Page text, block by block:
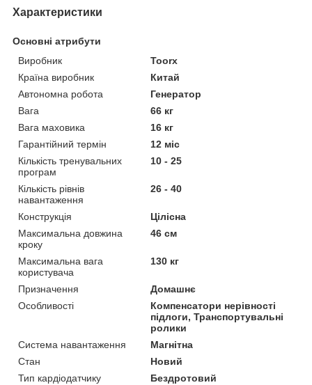
Характеристики
Основні атрибути
Виробник
Toorx
Країна виробник
Китай
Автономна робота
Генератор
Вага
66 кг
Вага маховика
16 кг
Гарантійний термін
12 міс
Кількість тренувальних
програм
10 - 25
Кількість рівнів
навантаження
26 - 40
Конструкція
Цілісна
Максимальна довжина
кроку
46 см
Максимальна вага
користувача
130 кг
Призначення
Домашнє
Особливості
Компенсатори нерівності
підлоги, Транспортувальні
ролики
Система навантаження
Магнітна
Стан
Новий
Тип кардіодатчику
Бездротовий